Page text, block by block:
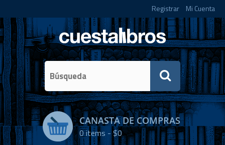
Registrar Mi Cuenta
CANASTA DE COMPRAS
0items -$0